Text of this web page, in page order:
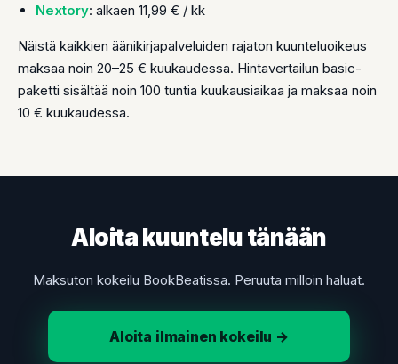
Nextory: alkaen 11,99 € / kk
Näistä kaikkien äänikirjapalveluiden rajaton kuunteluoikeus
maksaa noin 20–25 € kuukaudessa. Hintavertailun basic-
paketti sisältää noin 100 tuntia kuukausiaikaa ja maksaa noin
10 € kuukaudessa.
Aloita kuuntelu tänään
Maksuton kokeilu BookBeatissa. Peruuta milloin haluat.
Aloita ilmainen kokeilu →